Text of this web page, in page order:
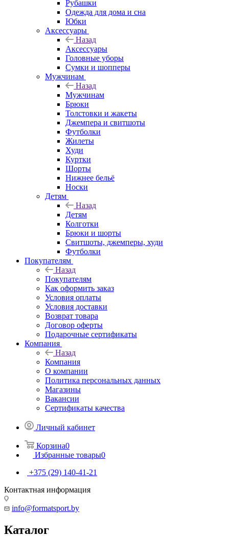
Рубашки
Одежда для дома и сна
Юбки
Аксессуары
Назад
Аксессуары
Головные уборы
Сумки и шопперы
Мужчинам
Назад
Мужчинам
Брюки
Толстовки и жакеты
Джемпера и свитшоты
Футболки
Жилеты
Худи
Куртки
Шорты
Нижнее бельё
Носки
Детям
Назад
Детям
Колготки
Брюки и шорты
Свитшоты, джемперы, худи
Футболки
Покупателям
Назад
Покупателям
Как оформить заказ
Условия оплаты
Условия доставки
Возврат товара
Договор оферты
Подарочные сертификаты
Компания
Назад
Компания
О компании
Политика персональных данных
Магазины
Вакансии
Сертификаты качества
Личный кабинет
Корзина0
Избранные товары0
+375 (29) 140-41-21
Контактная информация
info@formatsport.by
Каталог